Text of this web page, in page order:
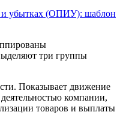
и убытках (ОПИУ): шаблон
три группы
Показывает движение
компании,
товаров и выплаты